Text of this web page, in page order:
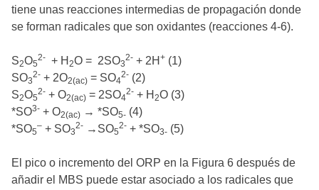
tiene unas reacciones intermedias de propagación donde
se forman radicales que son oxidantes (reacciones 4-6).
S2O5
2- + H 2O = 2SO3
2- + 2H + (1)
SO3
2- + 2O2(ac) = SO4
2- (2)
S2O5
2- + O2(ac) = 2SO4
2- + H 2O (3)
*SO3- + O2(ac) → *SO5- (4)
*SO5
– + SO3
2- →SO5
2- + *SO3- (5)
El pico o incremento del ORP en la Figura 6 después de
añadir el MBS puede estar asociado a los radicales que